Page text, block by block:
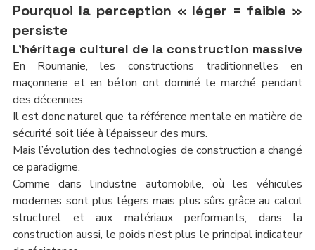
Pourquoi la perception « léger = faible »
persiste
L’héritage culturel de la construction massive
En Roumanie, les constructions traditionnelles en
maçonnerie et en béton ont dominé le marché pendant
des décennies.
Il est donc naturel que ta référence mentale en matière de
sécurité soit liée à l’épaisseur des murs.
Mais l’évolution des technologies de construction a changé
ce paradigme.
Comme dans l’industrie automobile, où les véhicules
modernes sont plus légers mais plus sûrs grâce au calcul
structurel et aux matériaux performants, dans la
construction aussi, le poids n’est plus le principal indicateur